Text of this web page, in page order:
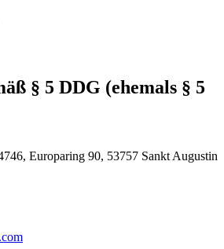
§ 5 DDG (ehemals § 5
Europaring 90, 53757 Sankt Augustin